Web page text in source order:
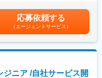
スト→現場立上げ→運用改善
により優遇※人事評価年2回、
は非管理監督者の場合。管理監
支給対象外となります。賃金
考を通じて上下する可能性が
含めた表記です。
応募依頼する
（エージェントサービス）
ジニア /自社サービス開